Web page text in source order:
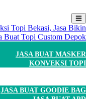
JASA BUAT MASKER
KONVEKSI TOPI
JASA BUAT GOODIE BAG